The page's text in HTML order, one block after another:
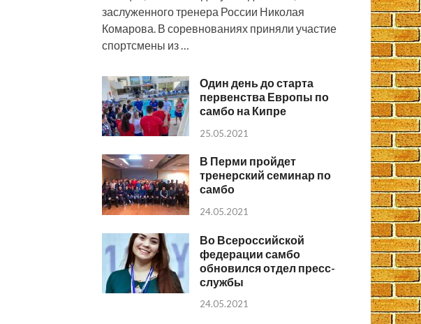
заслуженного тренера России Николая
Комарова. В соревнованиях приняли участие
спортсмены из …
Один день до старта
первенства Европы по
самбо на Кипре
25.05.2021
В Перми пройдет
тренерский семинар по
самбо
24.05.2021
Во Всероссийской
федерации самбо
обновился отдел пресс-
службы
24.05.2021